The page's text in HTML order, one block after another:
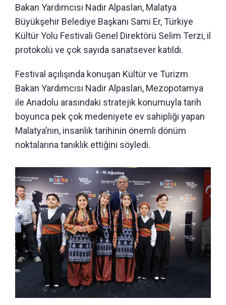
Bakan Yardımcısı Nadir Alpaslan, Malatya
Büyükşehir Belediye Başkanı Sami Er, Türkiye
Kültür Yolu Festivali Genel Direktörü Selim Terzi, il
protokolü ve çok sayıda sanatsever katıldı.
Festival açılışında konuşan Kültür ve Turizm
Bakan Yardımcısı Nadir Alpaslan, Mezopotamya
ile Anadolu arasındaki stratejik konumuyla tarih
boyunca pek çok medeniyete ev sahipliği yapan
Malatya’nın, insanlık tarihinin önemli dönüm
noktalarına tanıklık ettiğini söyledi.